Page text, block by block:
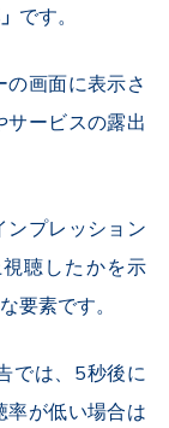
です。
画面に表示さ
ービスの露出
ンプレッション
聴したかを示
要素です。
は、 5秒後に
率が低い場合は